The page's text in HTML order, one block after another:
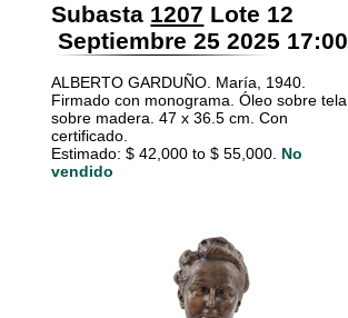
Subasta 1207 Lote 12
Septiembre 25 2025 17:00
ALBERTO GARDUÑO. María, 1940.
Firmado con monograma. Óleo sobre tela
sobre madera. 47 x 36.5 cm. Con
certificado.
Estimado: $ 42,000 to $ 55,000. No
vendido